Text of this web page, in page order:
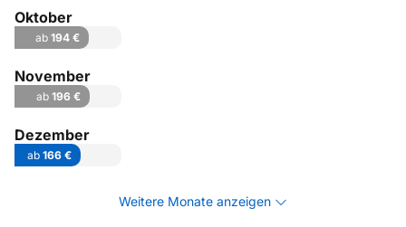
Oktober
ab 194 €
November
ab 196 €
Dezember
ab166 €
Weitere Monate anzeigen